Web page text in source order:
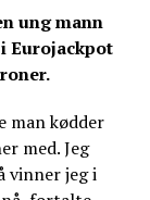
ung mann
Eurojackpot
man kødder
med. Jeg
vinner jeg i